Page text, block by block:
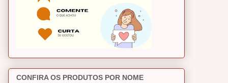
CONFIRA OS PRODUTOS POR NOME